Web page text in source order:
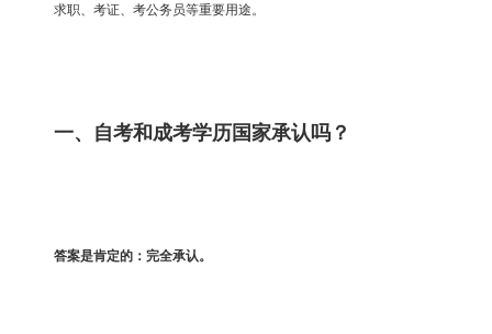
求职、考证、考公务员等重要用途。
一、自考和成考学历国家承认吗？
答案是肯定的：完全承认。